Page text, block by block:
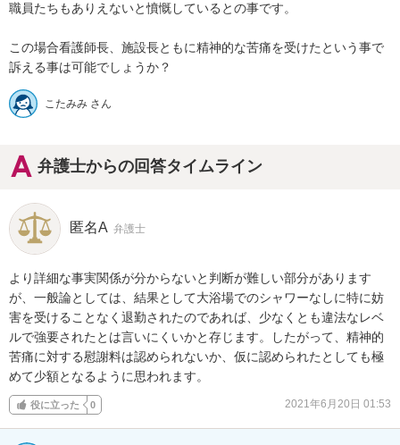
職員たちもありえないと憤慨しているとの事です。
この場合看護師長、施設長ともに精神的な苦痛を受けたという事で
訴える事は可能でしょうか？
こたみみ さん
弁護士からの回答タイムライン
匿名A 弁護士
より詳細な事実関係が分からないと判断が難しい部分があります
が、一般論としては、結果として大浴場でのシャワーなしに特に妨
害を受けることなく退勤されたのであれば、少なくとも違法なレベ
ルで強要されたとは言いにくいかと存じます。したがって、精神的
苦痛に対する慰謝料は認められないか、仮に認められたとしても極
めて少額となるように思われます。
役に立った 0 2021年6月20日 01:53